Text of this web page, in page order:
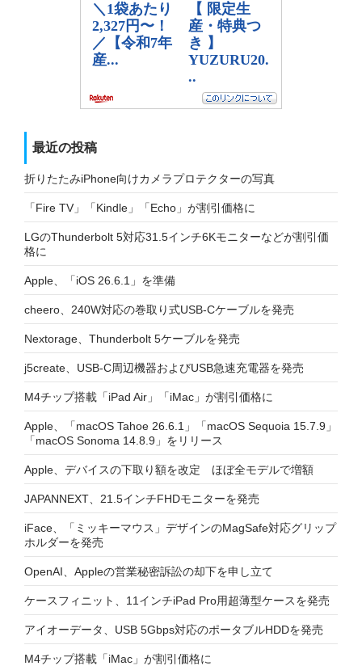
最近の投稿
折りたたみiPhone向けカメラプロテクターの写真
「Fire TV」「Kindle」「Echo」が割引価格に
LGのThunderbolt 5対応31.5インチ6Kモニターなどが割引価
格に
Apple、「iOS 26.6.1」を準備
cheero、240W対応の巻取り式USB-Cケーブルを発売
Nextorage、Thunderbolt 5ケーブルを発売
j5create、USB-C周辺機器およびUSB急速充電器を発売
M4チップ搭載「iPad Air」「iMac」が割引価格に
Apple、「macOS Tahoe 26.6.1」「macOS Sequoia 15.7.9」
「macOS Sonoma 14.8.9」をリリース
Apple、デバイスの下取り額を改定 ほぼ全モデルで増額
JAPANNEXT、21.5インチFHDモニターを発売
iFace、「ミッキーマウス」デザインのMagSafe対応グリップ
ホルダーを発売
OpenAI、Appleの営業秘密訴訟の却下を申し立て
ケースフィニット、11インチiPad Pro用超薄型ケースを発売
アイオーデータ、USB 5Gbps対応のポータブルHDDを発売
M4チップ搭載「iMac」が割引価格に